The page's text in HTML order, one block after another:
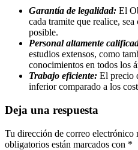
Garantía de legalidad: El
cada tramite que realice,
posible.
Personal altamente
estudios extensos, como
conocimientos en todos los
Trabajo eficiente: El precio
inferior comparado a los
Deja una respuesta
Tu dirección de correo electrónico
obligatorios están marcados con *